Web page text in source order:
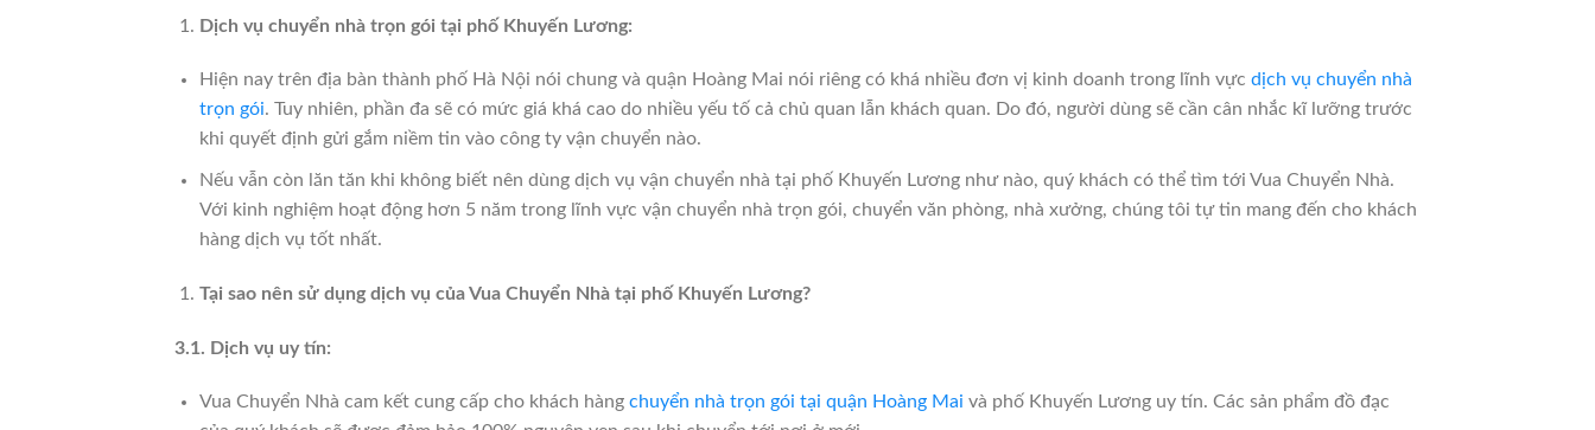
Dịch vụ chuyển nhà trọn gói tại phố Khuyến Lương:
Hiện nay trên địa bàn thành phố Hà Nội nói chung và quận Hoàng Mai nói riêng có khá nhiều đơn vị kinh doanh trong lĩnh vực dịch vụ chuyển nhà
trọn gói. Tuy nhiên, phần đa sẽ có mức giá khá cao do nhiều yếu tố cả chủ quan lẫn khách quan. Do đó, người dùng sẽ cần cân nhắc kĩ lưỡng trước
khi quyết định gửi gắm niềm tin vào công ty vận chuyển nào.
Nếu vẫn còn lăn tăn khi không biết nên dùng dịch vụ vận chuyển nhà tại phố Khuyến Lương như nào, quý khách có thể tìm tới Vua Chuyển Nhà.
Với kinh nghiệm hoạt động hơn 5 năm trong lĩnh vực vận chuyển nhà trọn gói, chuyển văn phòng, nhà xưởng, chúng tôi tự tin mang đến cho khách
hàng dịch vụ tốt nhất.
Tại sao nên sử dụng dịch vụ của Vua Chuyển Nhà tại phố Khuyến Lương?
3.1. Dịch vụ uy tín:
Vua Chuyển Nhà cam kết cung cấp cho khách hàng chuyển nhà trọn gói tại quận Hoàng Mai và phố Khuyến Lương uy tín. Các sản phẩm đồ đạc